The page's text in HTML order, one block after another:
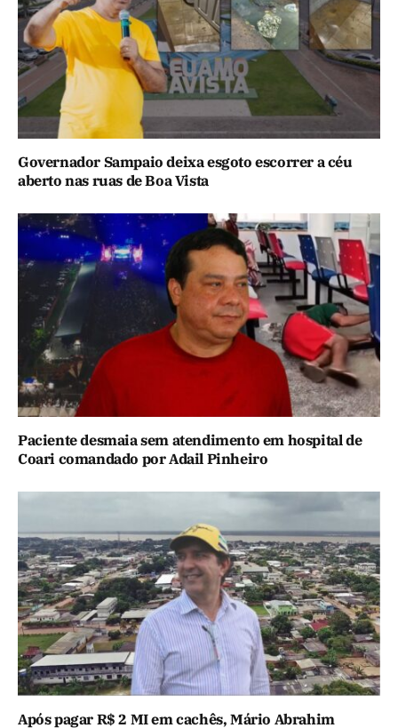
Governador Sampaio deixa esgoto escorrer a céu
aberto nas ruas de Boa Vista
Paciente desmaia sem atendimento em hospital de
Coari comandado por Adail Pinheiro
Após pagar R$ 2 MI em cachês, Mário Abrahim